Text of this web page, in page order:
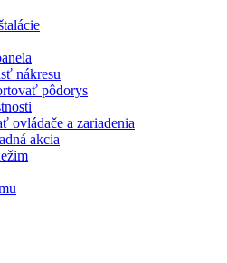
nákresu
pôdorys
ovládače a zariadenia
akcia